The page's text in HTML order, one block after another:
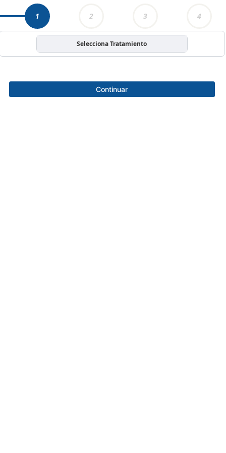
1 2 3 4
Selecciona Tratamiento
Continuar